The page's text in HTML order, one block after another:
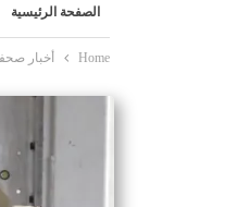
الصفحة الرئيسية
Home أخبار